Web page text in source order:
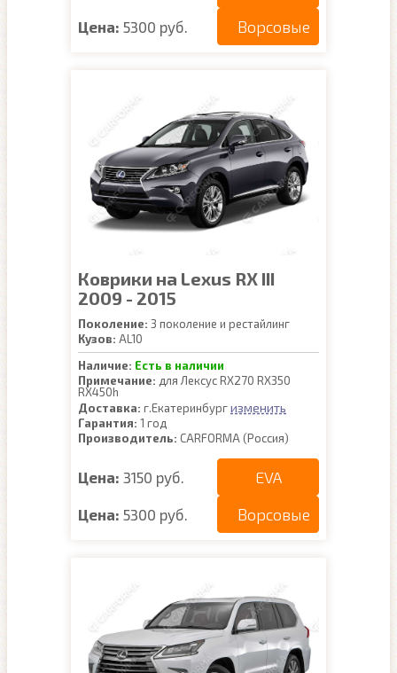
Цена: 5300 руб. Ворсовые
Коврики на Lexus RX III
2009 - 2015
Поколение: 3 поколение и рестайлинг
Кузов: AL10
Наличие: Есть в наличии
Примечание: для Лексус RX270 RX350
RX450h
Доставка: г.Екатеринбургизменить
Гарантия: 1 год
Производитель: CARFORMA (Россия)
Цена: 3150 руб. EVA
Цена: 5300 руб. Ворсовые